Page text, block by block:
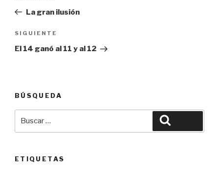
entradas
anterior:
La gran ilusión
Siguiente
entrada
SIGUIENTE
El 14 ganó al 11 y al 12
BÚSQUEDA
ETIQUETAS